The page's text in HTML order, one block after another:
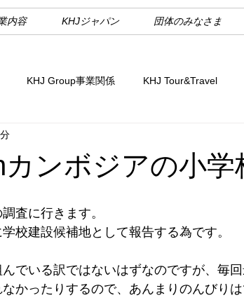
内容 KHJジャパン 団体のみなさま
KHJ Group事業関係 KHJ Tour&Travel
ンボジアの小学
査に行きます。
校建設候補地として報告する為です。
でいる訳ではないはずなのですが、毎
かったりするので、あんまりのんびりは